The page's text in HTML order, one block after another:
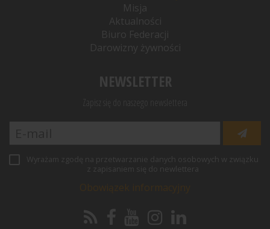
Misja
Aktualności
Biuro Federacji
Darowizny żywności
NEWSLETTER
Zapisz się do naszego newslettera
Wyrażam zgodę na przetwarzanie danych osobowych w związku
z zapisaniem się do newlettera